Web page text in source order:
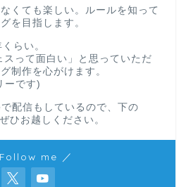
くても楽しい。ルールを知って
を目指します。
らい。
って面白い」と思っていただ
制作を心がけます。
ーです)
配信もしているので、下の
ひお越しください。
me ／